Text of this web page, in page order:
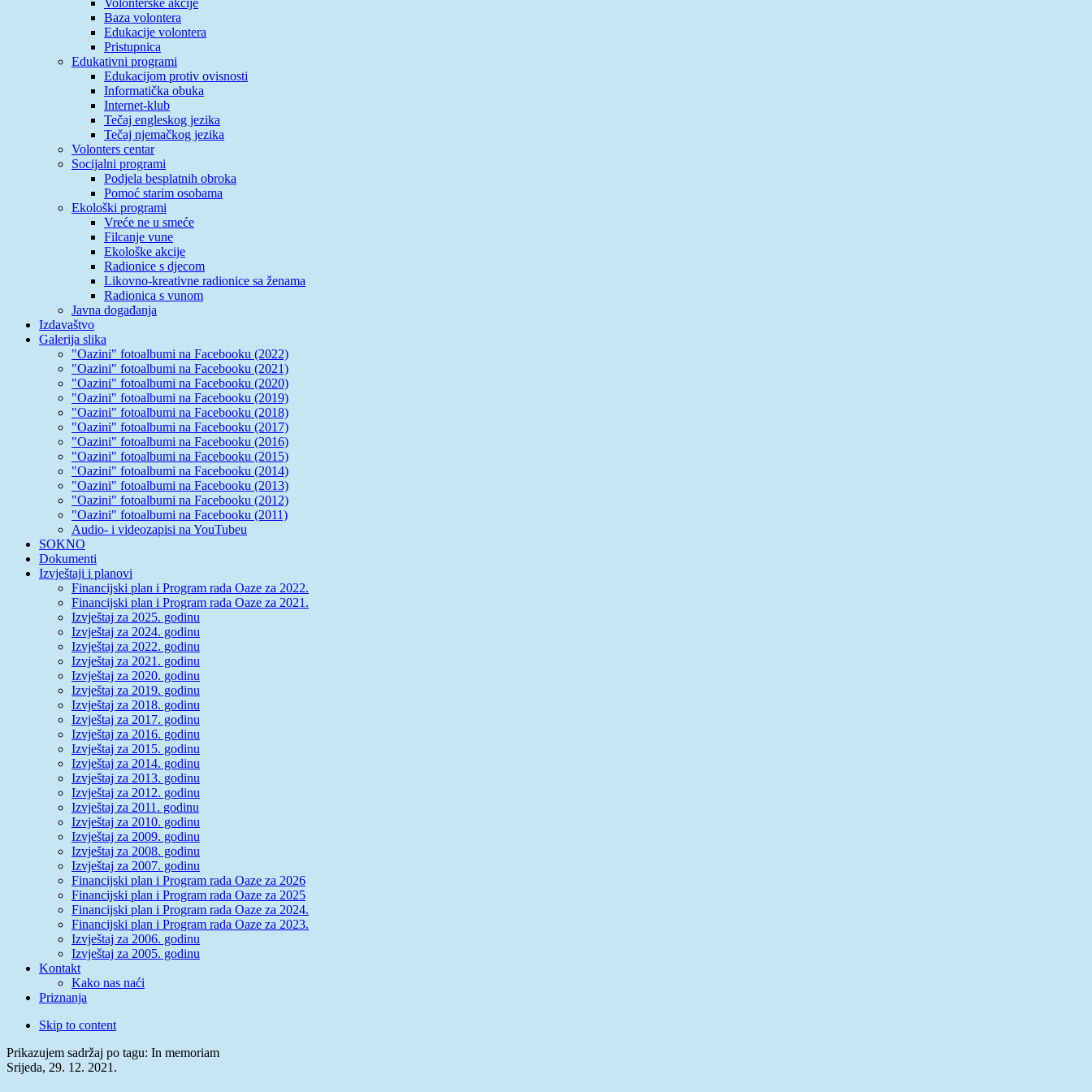
Baza volontera
Edukacije volontera
Pristupnica
Edukativni programi
Edukacijom protiv ovisnosti
Informatička obuka
Internet-klub
Tečaj engleskog jezika
Tečaj njemačkog jezika
Volonters centar
Socijalni programi
Podjela besplatnih obroka
Pomoć starim osobama
Ekološki programi
Vreće ne u smeće
Filcanje vune
Ekološke akcije
Radionice s djecom
Likovno-kreativne radionice sa ženama
Radionica s vunom
Javna događanja
Izdavaštvo
Galerija slika
"Oazini" fotoalbumi na Facebooku (2022)
"Oazini" fotoalbumi na Facebooku (2021)
"Oazini" fotoalbumi na Facebooku (2020)
"Oazini" fotoalbumi na Facebooku (2019)
"Oazini" fotoalbumi na Facebooku (2018)
"Oazini" fotoalbumi na Facebooku (2017)
"Oazini" fotoalbumi na Facebooku (2016)
"Oazini" fotoalbumi na Facebooku (2015)
"Oazini" fotoalbumi na Facebooku (2014)
"Oazini" fotoalbumi na Facebooku (2013)
"Oazini" fotoalbumi na Facebooku (2012)
"Oazini" fotoalbumi na Facebooku (2011)
Audio- i videozapisi na YouTubeu
SOKNO
Dokumenti
Izvještaji i planovi
Financijski plan i Program rada Oaze za 2022.
Financijski plan i Program rada Oaze za 2021.
Izvještaj za 2025. godinu
Izvještaj za 2024. godinu
Izvještaj za 2022. godinu
Izvještaj za 2021. godinu
Izvještaj za 2020. godinu
Izvještaj za 2019. godinu
Izvještaj za 2018. godinu
Izvještaj za 2017. godinu
Izvještaj za 2016. godinu
Izvještaj za 2015. godinu
Izvještaj za 2014. godinu
Izvještaj za 2013. godinu
Izvještaj za 2012. godinu
Izvještaj za 2011. godinu
Izvještaj za 2010. godinu
Izvještaj za 2009. godinu
Izvještaj za 2008. godinu
Izvještaj za 2007. godinu
Financijski plan i Program rada Oaze za 2026
Financijski plan i Program rada Oaze za 2025
Financijski plan i Program rada Oaze za 2024.
Financijski plan i Program rada Oaze za 2023.
Izvještaj za 2006. godinu
Izvještaj za 2005. godinu
Kontakt
Kako nas naći
Priznanja
Skip to content
Prikazujem sadržaj po tagu: In memoriam
Srijeda, 29. 12. 2021.